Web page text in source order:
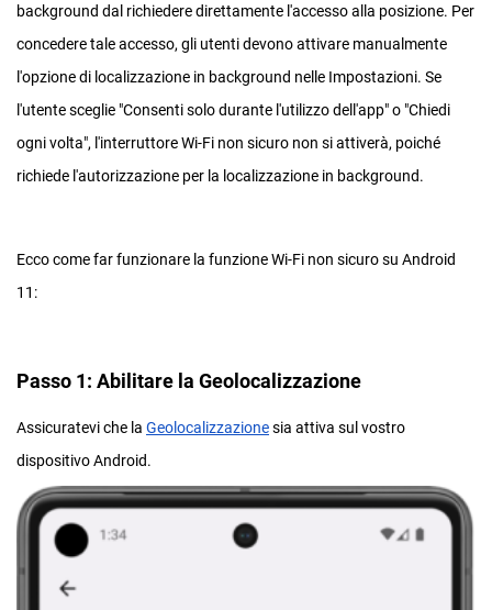
background dal richiedere direttamente l'accesso alla posizione. Per
concedere tale accesso, gli utenti devono attivare manualmente
l'opzione di localizzazione in background nelle Impostazioni. Se
l'utente sceglie "Consenti solo durante l'utilizzo dell'app" o "Chiedi
ogni volta", l'interruttore Wi-Fi non sicuro non si attiverà, poiché
richiede l'autorizzazione per la localizzazione in background.
Ecco come far funzionare la funzione Wi-Fi non sicuro su Android
11:
Passo 1: Abilitare la Geolocalizzazione
Assicuratevi che la Geolocalizzazionesia attiva sul vostro
dispositivo Android.